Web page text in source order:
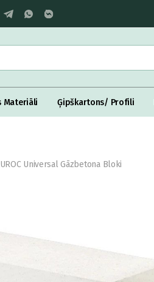
Materiāli Ģipškartons/ Profili
Universal Gāzbetona Bloki